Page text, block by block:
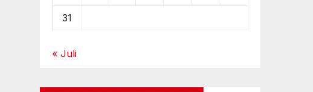
31
« Juli